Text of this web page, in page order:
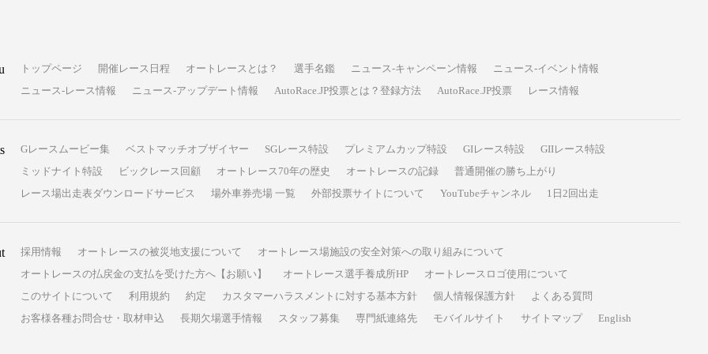
トップページ 開催レース日程 オートレースとは？ 選手名鑑 ニュース-キャンペーン情報
ニュース-イベント情報
ニュース-レース情報
ニュース-アップデート情報 AutoRace.JP投票とは？登録方法 AutoRace.JP投票 レース情報
Gレースムービー集 ベストマッチオブザイヤー SGレース特設 プレミアムカップ特設 GIレース特設
GIIレース特設
ミッドナイト特設
ビックレース回顧 オートレース70年の歴史 オートレースの記録
普通開催の勝ち上がり
レース場出走表ダウンロードサービス
場外車券売場 一覧 外部投票サイトについて YouTubeチャンネル 1日2回出走
採用情報 オートレースの被災地支援について
オートレース場施設の安全対策への取り組みについて
オートレースの払戻金の支払を受けた方へ【お願い】
オートレース選手養成所HP
オートレースロゴ使用について
このサイトについて
利用規約 約定 カスタマーハラスメントに対する基本方針 個人情報保護方針
よくある質問
お客様各種お問合せ・取材申込
長期欠場選手情報 スタッフ募集 専門紙連絡先 モバイルサイト サイトマップ English